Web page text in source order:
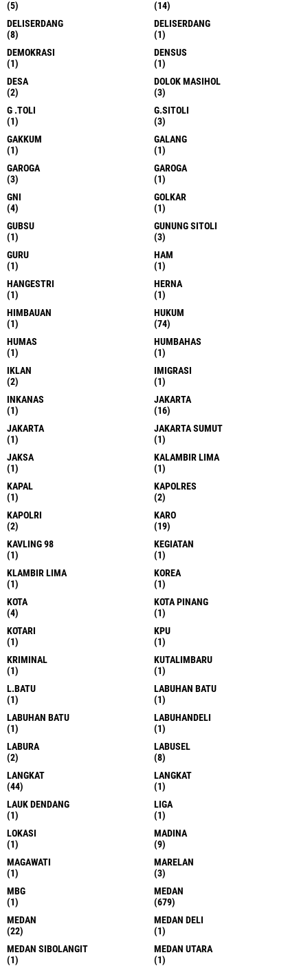
(5)
(14)
DELISERDANG
(8)
DELISERDANG
(1)
DEMOKRASI
(1)
DENSUS
(1)
DESA
(2)
DOLOK MASIHOL
(3)
G .TOLI
(1)
G.SITOLI
(3)
GAKKUM
(1)
GALANG
(1)
GAROGA
(3)
GAROGA
(1)
GNI
(4)
GOLKAR
(1)
GUBSU
(1)
GUNUNG SITOLI
(3)
GURU
(1)
HAM
(1)
HANGESTRI
(1)
HERNA
(1)
HIMBAUAN
(1)
HUKUM
(74)
HUMAS
(1)
HUMBAHAS
(1)
IKLAN
(2)
IMIGRASI
(1)
INKANAS
(1)
JAKARTA
(16)
JAKARTA
(1)
JAKARTA SUMUT
(1)
JAKSA
(1)
KALAMBIR LIMA
(1)
KAPAL
(1)
KAPOLRES
(2)
KAPOLRI
(2)
KARO
(19)
KAVLING 98
(1)
KEGIATAN
(1)
KLAMBIR LIMA
(1)
KOREA
(1)
KOTA
(4)
KOTA PINANG
(1)
KOTARI
(1)
KPU
(1)
KRIMINAL
(1)
KUTALIMBARU
(1)
L.BATU
(1)
LABUHAN BATU
(1)
LABUHAN BATU
(1)
LABUHANDELI
(1)
LABURA
(2)
LABUSEL
(8)
LANGKAT
(44)
LANGKAT
(1)
LAUK DENDANG
(1)
LIGA
(1)
LOKASI
(1)
MADINA
(9)
MAGAWATI
(1)
MARELAN
(3)
MBG
(1)
MEDAN
(679)
MEDAN
(22)
MEDAN DELI
(1)
MEDAN SIBOLANGIT
(1)
MEDAN UTARA
(1)